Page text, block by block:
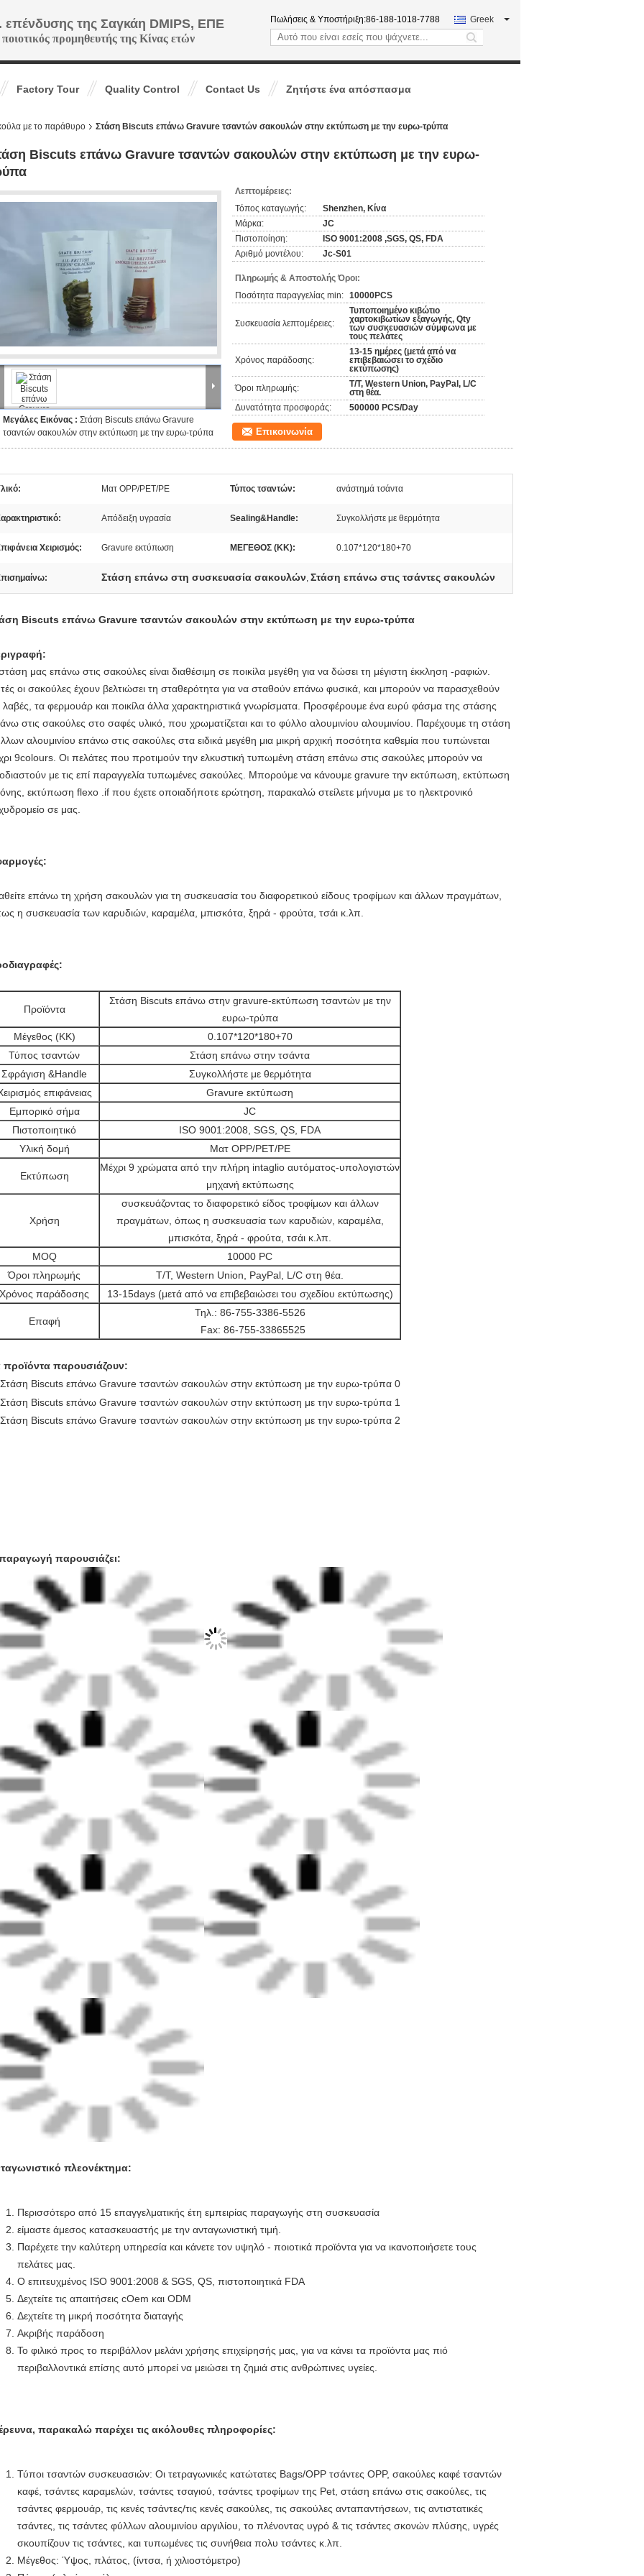
επένδυσης της Σαγκάη DMIPS, ΕΠΕ
προμηθευτής της Κίνας ετών
Πωλήσεις & Υποστήριξη:86-188-1018-7788 Greek
search
Factory Tour Quality Control Contact Us Ζητήστε ένα απόσπασμα
με το παράθυρο Στάση Biscuts επάνω Gravure τσαντών σακουλών στην εκτύπωση με την ευρω-τρύπα
Biscuts επάνω Gravure τσαντών σακουλών στην εκτύπωση με την ευρω-
Μεγάλες Εικόνας : Στάση Biscuts επάνω Gravure
τσαντών σακουλών στην εκτύπωση με την ευρω-τρύπα
Λεπτομέρειες:
Τόπος καταγωγής:
Shenzhen, Κίνα
Μάρκα:
JC
Πιστοποίηση:
ISO 9001:2008 ,SGS, QS, FDA
Αριθμό μοντέλου:
Jc-S01
Πληρωμής & Αποστολής Όροι:
Ποσότητα παραγγελίας min: 10000PCS
Συσκευασία λεπτομέρειες:
Τυποποιημένο κιβώτιο
χαρτοκιβωτίων εξαγωγής, Qty
των συσκευασιών σύμφωνα με
τους πελάτες
Χρόνος παράδοσης:
13-15 ημέρες (μετά από να
επιβεβαιώσει το σχέδιο
εκτύπωσης)
Όροι πληρωμής:
T/T, Western Union, PayPal, L/C
στη θέα.
Δυνατότητα προσφοράς:
500000 PCS/Day
Επικοινωνία
Ματ OPP/PET/PE Τύπος τσαντών: ανάστημά τσάντα
Απόδειξη υγρασία Sealing&Handle: Συγκολλήστε με θερμότητα
Χειρισμός: Gravure εκτύπωση ΜΕΓΕΘΟΣ (ΚΚ): 0.107*120*180+70
Στάση επάνω στη συσκευασία σακουλών, Στάση επάνω στις τσάντες σακουλών
Biscuts επάνω Gravure τσαντών σακουλών στην εκτύπωση με την ευρω-τρύπα
μας επάνω στις σακούλες είναι διαθέσιμη σε ποικίλα μεγέθη για να δώσει τη μέγιστη έκκληση -ραφιών.
οι σακούλες έχουν βελτιώσει τη σταθερότητα για να σταθούν επάνω φυσικά, και μπορούν να παρασχεθούν
λαβές, τα φερμουάρ και ποικίλα άλλα χαρακτηριστικά γνωρίσματα. Προσφέρουμε ένα ευρύ φάσμα της στάσης
στις σακούλες στο σαφές υλικό, που χρωματίζεται και το φύλλο αλουμινίου αλουμινίου. Παρέχουμε τη στάση
αλουμινίου επάνω στις σακούλες στα ειδικά μεγέθη μια μικρή αρχική ποσότητα καθεμία που τυπώνεται
9colours. Οι πελάτες που προτιμούν την ελκυστική τυπωμένη στάση επάνω στις σακούλες μπορούν να
με τις επί παραγγελία τυπωμένες σακούλες. Μπορούμε να κάνουμε gravure την εκτύπωση, εκτύπωση
εκτύπωση flexo .if που έχετε οποιαδήποτε ερώτηση, παρακαλώ στείλετε μήνυμα με το ηλεκτρονικό
σε μας.
επάνω τη χρήση σακουλών για τη συσκευασία του διαφορετικού είδους τροφίμων και άλλων πραγμάτων,
η συσκευασία των καρυδιών, καραμέλα, μπισκότα, ξηρά - φρούτα, τσάι κ.λπ.
Προϊόντα
Στάση Biscuts επάνω στην gravure-εκτύπωση τσαντών με την
ευρω-τρύπα
Μέγεθος (ΚΚ)
0.107*120*180+70
Τύπος τσαντών
Στάση επάνω στην τσάντα
Σφράγιση &Handle
Συγκολλήστε με θερμότητα
επιφάνειας
Gravure εκτύπωση
Εμπορικό σήμα
JC
Πιστοποιητικό
ISO 9001:2008, SGS, QS, FDA
Υλική δομή
Ματ OPP/PET/PE
Εκτύπωση
Μέχρι 9 χρώματα από την πλήρη intaglio αυτόματος-υπολογιστών
μηχανή εκτύπωσης
Χρήση
συσκευάζοντας το διαφορετικό είδος τροφίμων και άλλων
πραγμάτων, όπως η συσκευασία των καρυδιών, καραμέλα,
μπισκότα, ξηρά - φρούτα, τσάι κ.λπ.
MOQ
10000 PC
Όροι πληρωμής
T/T, Western Union, PayPal, L/C στη θέα.
Χρόνος παράδοσης
13-15days (μετά από να επιβεβαιώσει του σχεδίου εκτύπωσης)
Επαφή
Τηλ.: 86-755-3386-5526
Fax: 86-755-33865525
προϊόντα παρουσιάζουν:
παρουσιάζει:
πλεονέκτημα:
Περισσότερο από 15 επαγγελματικής έτη εμπειρίας παραγωγής στη συσκευασία
είμαστε άμεσος κατασκευαστής με την ανταγωνιστική τιμή.
Παρέχετε την καλύτερη υπηρεσία και κάνετε τον υψηλό - ποιοτικά προϊόντα για να ικανοποιήσετε τους
πελάτες μας.
Ο επιτευχμένος ISO 9001:2008 & SGS, QS, πιστοποιητικά FDA
Δεχτείτε τις απαιτήσεις cOem και ODM
Δεχτείτε τη μικρή ποσότητα διαταγής
Ακριβής παράδοση
Το φιλικό προς το περιβάλλον μελάνι χρήσης επιχείρησής μας, για να κάνει τα προϊόντα μας πιό
περιβαλλοντικά επίσης αυτό μπορεί να μειώσει τη ζημιά στις ανθρώπινες υγείες.
παρακαλώ παρέχει τις ακόλουθες πληροφορίες:
Τύποι τσαντών συσκευασιών: Οι τετραγωνικές κατώτατες Bags/OPP τσάντες OPP, σακούλες καφέ τσαντών
καφέ, τσάντες καραμελών, τσάντες τσαγιού, τσάντες τροφίμων της Pet, στάση επάνω στις σακούλες, τις
τσάντες φερμουάρ, τις κενές τσάντες/τις κενές σακούλες, τις σακούλες ανταπαντήσεων, τις αντιστατικές
τσάντες, τις τσάντες φύλλων αλουμινίου αργιλίου, το πλένοντας υγρό & τις τσάντες σκονών πλύσης, υγρές
σκουπίζουν τις τσάντες, και τυπωμένες τις συνήθεια πολυ τσάντες κ.λπ.
Μέγεθος: Ύψος, πλάτος, (ίντσα, ή χιλιοστόμετρο)